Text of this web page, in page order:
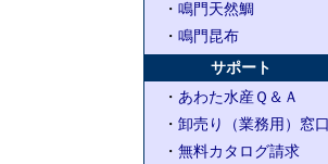
・ 鳴門天然鯛
・ 鳴門昆布
サポート
・ あわた水産Ｑ＆Ａ
・ 卸売り（業務用）窓口
・ 無料カタログ請求